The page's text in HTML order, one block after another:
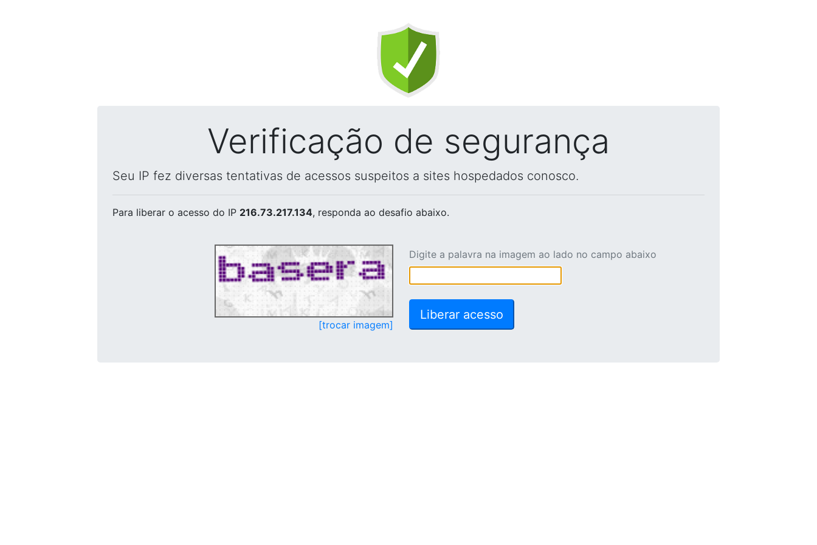
Verificação de segurança
Seu IP fez diversas tentativas de acessos suspeitos a sites hospedados conosco.
Para liberar o acesso do IP 216.73.217.134, responda ao desafio abaixo.
[trocar imagem]
Digite a palavra na imagem ao lado no campo abaixo